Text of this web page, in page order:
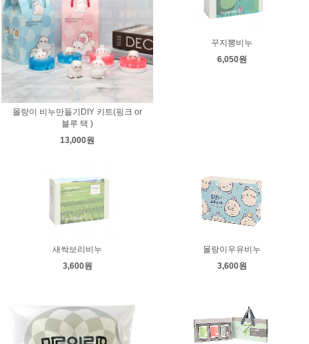
몰랑이 비누만들기DIY 키트(핑크 or
블루 택 )
13,000원
꾸지뽕비누
6,050원
새싹보리비누
3,600원
몰랑이우유비누
3,600원